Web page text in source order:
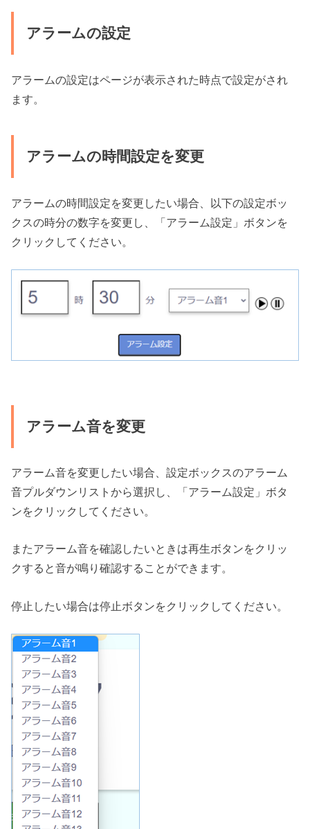
アラームの設定
アラームの設定はページが表示された時点で設定がされ
ます。
アラームの時間設定を変更
アラームの時間設定を変更したい場合、以下の設定ボッ
クスの時分の数字を変更し、「アラーム設定」ボタンを
クリックしてください。
アラーム音を変更
アラーム音を変更したい場合、設定ボックスのアラーム
音プルダウンリストから選択し、「アラーム設定」ボタ
ンをクリックしてください。
またアラーム音を確認したいときは再生ボタンをクリッ
クすると音が鳴り確認することができます。
停止したい場合は停止ボタンをクリックしてください。